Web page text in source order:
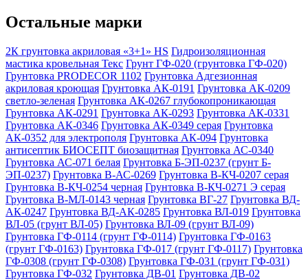
Остальные марки
2К грунтовка акриловая «3+1» HS Гидроизоляционная
мастика кровельная Текс Грунт ГФ-020 (грунтовка ГФ-020)
Грунтовка PRODECOR 1102 Грунтовка Адгезионная
акриловая кроющая Грунтовка АК-0191 Грунтовка АК-0209
светло-зеленая Грунтовка АК-0267 глубокопроникающая
Грунтовка АК-0291 Грунтовка АК-0293 Грунтовка АК-0331
Грунтовка АК-0346 Грунтовка АК-0349 серая Грунтовка
АК-0352 для электрополя Грунтовка АК-094 Грунтовка
антисептик БИОСЕПТ биозащитная Грунтовка АС-0340
Грунтовка АС-071 белая Грунтовка Б-ЭП-0237 (грунт Б-
ЭП-0237) Грунтовка В-АС-0269 Грунтовка В-КЧ-0207 серая
Грунтовка В-КЧ-0254 черная Грунтовка В-КЧ-0271 Э серая
Грунтовка В-МЛ-0143 черная Грунтовка ВГ-27 Грунтовка ВД-
АК-0247 Грунтовка ВД-АК-0285 Грунтовка ВЛ-019 Грунтовка
ВЛ-05 (грунт ВЛ-05) Грунтовка ВЛ-09 (грунт ВЛ-09)
Грунтовка ГФ-0114 (грунт ГФ-0114) Грунтовка ГФ-0163
(грунт ГФ-0163) Грунтовка ГФ-017 (грунт ГФ-0117) Грунтовка
ГФ-0308 (грунт ГФ-0308) Грунтовка ГФ-031 (грунт ГФ-031)
Грунтовка ГФ-032 Грунтовка ДВ-01 Грунтовка ДВ-02